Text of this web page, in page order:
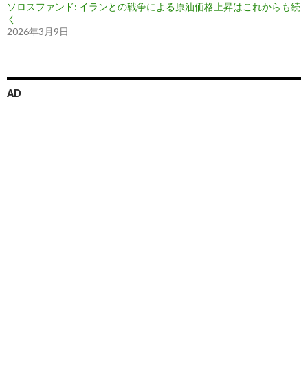
ソロスファンド: イランとの戦争による原油価格上昇はこれからも続
く
2026年3月9日
AD